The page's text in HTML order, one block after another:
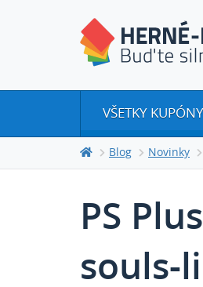
VŠETKY KUPÓNY
Blog Novinky
PS
souls-